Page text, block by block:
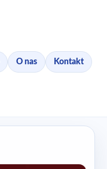
O nas Kontakt